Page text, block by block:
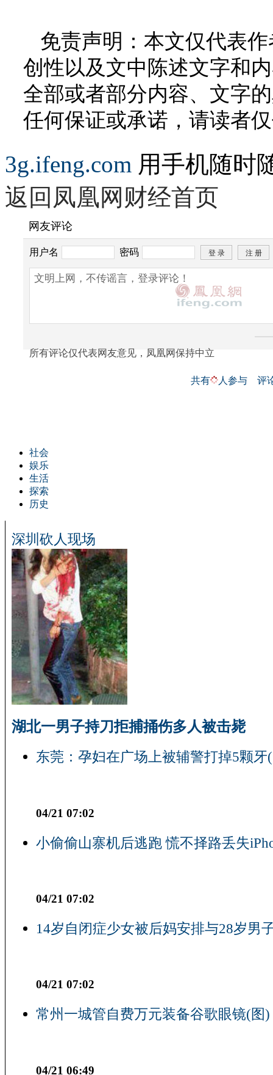
免责声明：本文仅代表
创性以及文中陈述文字和
全部或者部分内容、文字
任何保证或承诺，请读者
3g.ifeng.com 用手机随时
返回凤凰网财经首页
网友评论
用户名 密码
所有评论仅代表网友意见，凤凰网保持中立
共有 人参与 评
社会
娱乐
生活
探索
历史
深圳砍人现场
湖北一男子持刀拒捕捅伤多人被击毙
东莞：孕妇在广场上被辅警打掉5颗牙
04/21 07:02
小偷偷山寨机后逃跑 慌不择路丢失
04/21 07:02
14岁自闭症少女被后妈安排与28岁男
04/21 07:02
常州一城管自费万元装备谷歌眼镜(图)
04/21 06:49